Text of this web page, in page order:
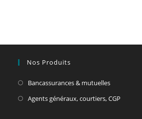
Nos Produits
Bancassurances & mutuelles
Agents généraux, courtiers, CGP